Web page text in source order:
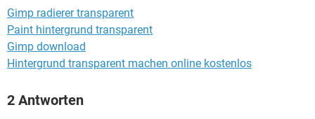
Gimp radierer transparent
Paint hintergrund transparent
Gimp download
Hintergrund transparent machen online kostenlos
2 Antworten